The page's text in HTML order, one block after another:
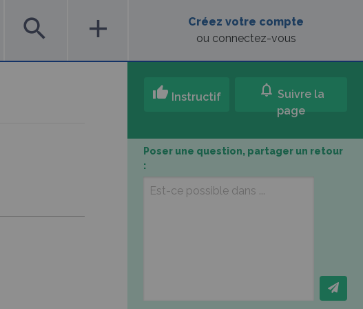
search add
Créez votre compte
ou connectez-vous
thumb_up Instructif notifications Suivre la
page
Poser une question, partager un retour
: